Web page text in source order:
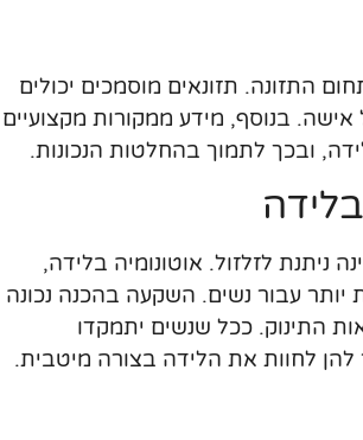
התזונה. תזונאים מוסמכים יכולים
בנוסף, מידע ממקורות מקצועיים
ובכך לתמוך בהחלטות הנכונות.
ניתנת לזלזול. אוטונומיה בלידה,
יותר עבור נשים. השקעה בהכנה נכונה
התינוק. ככל שנשים יתמקדו
להן לחוות את הלידה בצורה מיטבית.